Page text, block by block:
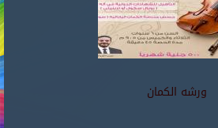
ورشه الكمان